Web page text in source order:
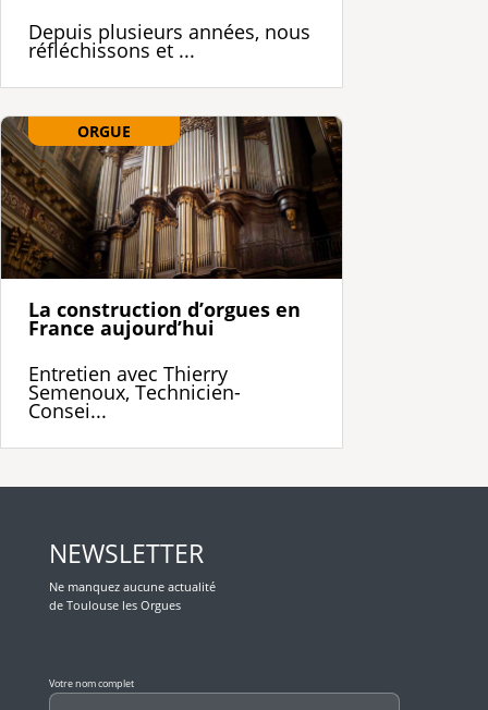
Depuis plusieurs années, nous
réfléchissons et ...
ORGUE
La construction d’orgues en
France aujourd’hui
Entretien avec Thierry
Semenoux, Technicien-
Consei...
NEWSLETTER
Ne manquez aucune actualité
de Toulouse les Orgues
Votre nom complet